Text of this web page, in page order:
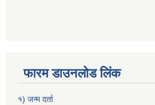
फारम डाउनलोड लिंक
१) जन्म दर्ता